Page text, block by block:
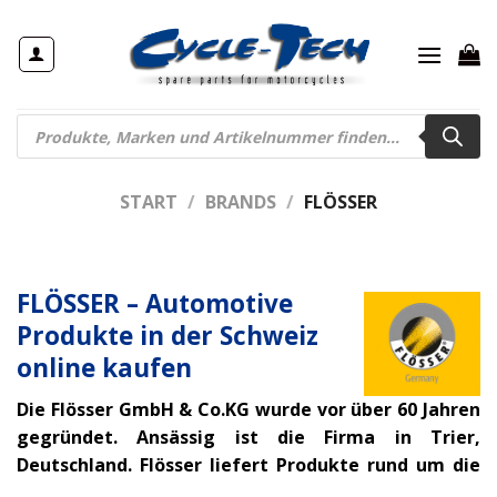
Inhalt
springen
Products
search
START / BRANDS / FLÖSSER
FLÖSSER – Automotive
Produkte in der Schweiz
online kaufen
Die Flösser GmbH & Co.KG wurde vor über 60 Jahren
gegründet. Ansässig ist die Firma in Trier,
Deutschland. Flösser liefert Produkte rund um die